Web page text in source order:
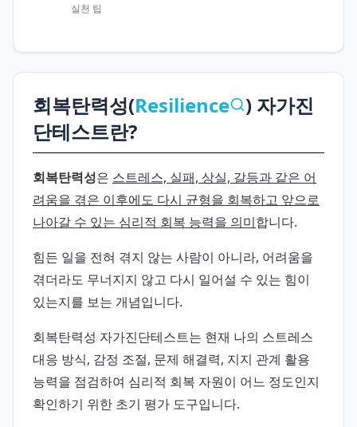
실천 팁
회복탄력성(Resilience
) 자가진
단테스트란?
회복탄력성은 스트레스, 실패, 상실, 갈등과 같은 어
려움을 겪은 이후에도 다시 균형을 회복하고 앞으로
나아갈 수 있는 심리적 회복 능력을 의미합니다.
힘든 일을 전혀 겪지 않는 사람이 아니라, 어려움을
겪더라도 무너지지 않고 다시 일어설 수 있는 힘이
있는지를 보는 개념입니다.
회복탄력성 자가진단테스트는 현재 나의 스트레스
대응 방식, 감정 조절, 문제 해결력, 지지 관계 활용
능력을 점검하여 심리적 회복 자원이 어느 정도인지
확인하기 위한 초기 평가 도구입니다.